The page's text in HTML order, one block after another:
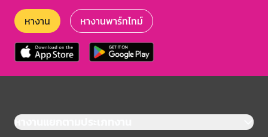
หางาน หางานพาร์ทไทม์
หางานแยกตามประเภทงาน